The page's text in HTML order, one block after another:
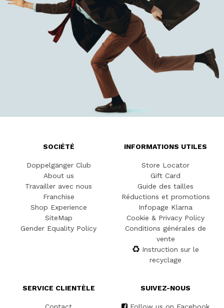
SOCIÉTÉ
Doppelgänger Club
About us
Travailler avec nous
Franchise
Shop Experience
SiteMap
Gender Equality Policy
INFORMATIONS UTILES
Store Locator
Gift Card
Guide des tailles
Réductions et promotions
Infopage Klarna
Cookie & Privacy Policy
Conditions générales de
vente
Instruction sur le
recyclage
SERVICE CLIENTÈLE SUIVEZ-NOUS